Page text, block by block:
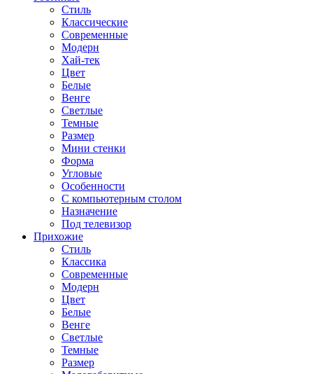
Стиль
Классические
Современные
Модерн
Хай-тек
Цвет
Белые
Венге
Светлые
Темные
Размер
Мини стенки
Форма
Угловые
Особенности
С компьютерным столом
Назначение
Под телевизор
Прихожие
Стиль
Классика
Современные
Модерн
Цвет
Белые
Венге
Светлые
Темные
Размер